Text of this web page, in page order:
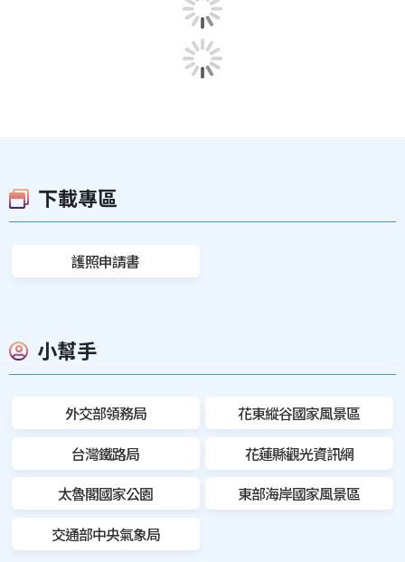
下載專區
護照申請書
小幫手
外交部領務局
花東縱谷國家風景區
台灣鐵路局
花蓮縣觀光資訊網
太魯閣國家公園
東部海岸國家風景區
交通部中央氣象局